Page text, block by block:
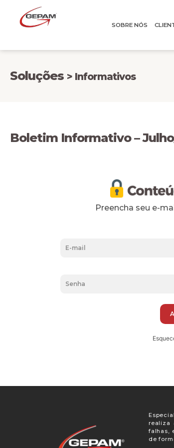
SOBRE NÓS
Soluções > Informativos
Boletim Informativo –
Preencha seu e-
realiza
falhas,
de